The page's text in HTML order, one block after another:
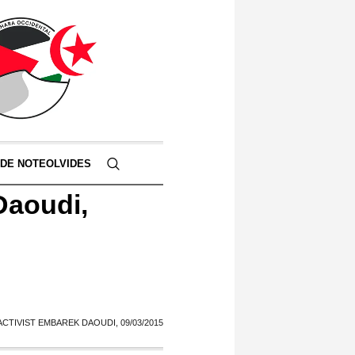
NOTEOLVIDES
EMBAREK DAOUDI, 09/03/2015